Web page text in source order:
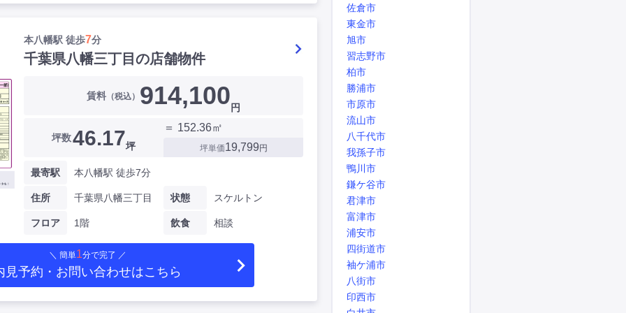
本八幡駅 徒歩7分
千葉県八幡三丁目の店舗物件
賃料 （税込） 914,100 円
坪数46.17坪
＝ 152.36㎡
坪単価19,799 円
最寄駅 本八幡駅 徒歩7分
住所 千葉県八幡三丁目
フロア 1階
状態 スケルトン
飲食 相談
＼ 簡単1分で完了 ／
見予約・お問い合わせはこちら
佐倉市
東金市
旭市
習志野市
柏市
勝浦市
市原市
流山市
八千代市
我孫子市
鴨川市
鎌ケ谷市
君津市
富津市
浦安市
四街道市
袖ケ浦市
八街市
印西市